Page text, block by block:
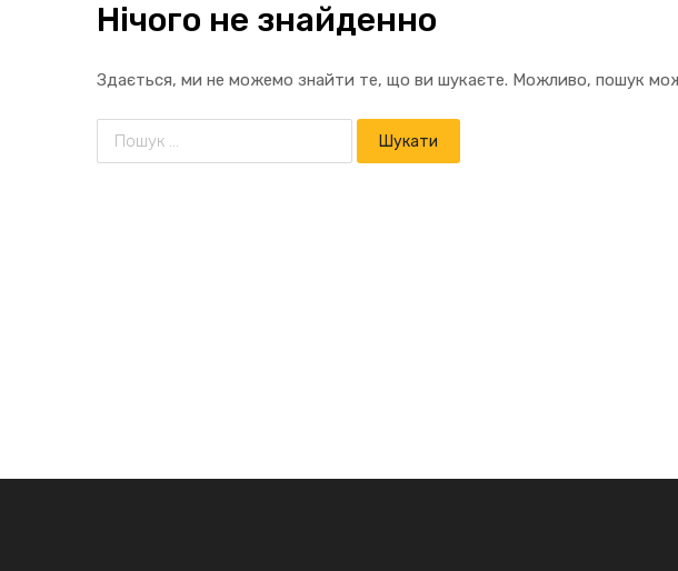
Нічого не знайденно
Здається, ми не можемо знайти те, що ви шукаєте. Можливо, пошук